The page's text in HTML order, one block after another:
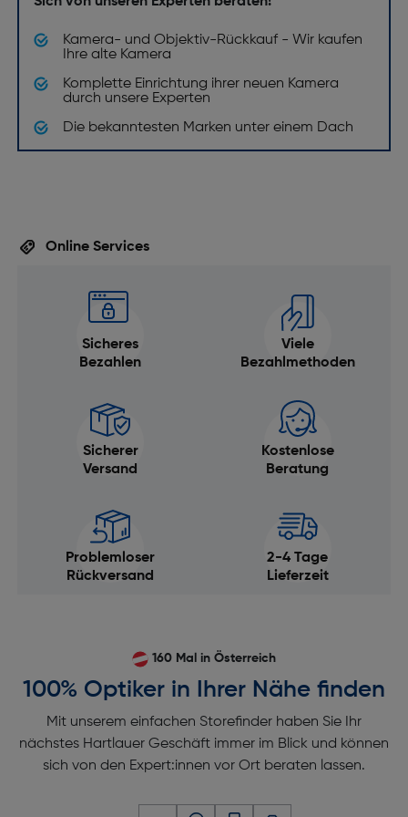
Sensor-Reinigungssystem: Ja
Serienbildaufnahme: max. 120,0 Bilder/s bei
höchster Auflösung und max. 219 gespeicherten
Eingebauter Prozessor: Ja
Live-View: Ja
Fotoeffekte: Bleach Bypass, Crossentwicklung,
Lochkamera, Miniatureffekt, Portrait, Retro,
Weichzeichnung, Cross Process, Dramatischer
Ton und neun weitere Effekte, Körniger Film, Pop
Art, 9 weitere Bildeffekte
Anti-Staub Funktion: Ja
Dioptrienausgleichg (D-D): -4,0 bis 2,0 dpt
Smartphone Fernsteuerung: Ja
Bildprozessor: TruePic X
Bildsensorgröße (B x H) [mm]: 17,3x13
Kamera-Typ: Systemkamera
Sensor-Typ: 4/3'' Stacked BSI Live MOS Sensor
Sensorformat: Micro Four Thirds (MFT)
Kamera- und Objektiv-Rückkauf - Wir kaufen
Ihre alte Kamera
Komplette Einrichtung ihrer neuen Kamera
durch unsere Experten
Die bekanntesten Marken unter einem Dach
Online Services
Sicheres
Bezahlen
Viele
Bezahlmethoden
Sicherer
Versand
Kostenlose
Beratung
Problemloser
Rückversand
2-4 Tage
Lieferzeit
160 Mal in Österreich
100% Optiker in Ihrer Nähe finden
Mit unserem einfachen Storefinder haben Sie Ihr
nächstes Hartlauer Geschäft immer im Blick und können
sich von den Expert:innen vor Ort beraten lassen.